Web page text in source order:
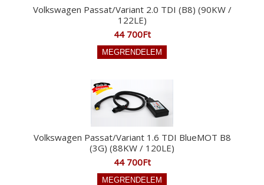
Volkswagen Passat/Variant 2.0 TDI (B8) (90KW /
122LE)
44 700Ft
Volkswagen Passat/Variant 1.6 TDI BlueMOT B8
(3G) (88KW / 120LE)
44 700Ft